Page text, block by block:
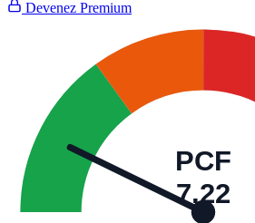
Devenez Premium
PCF
7,22